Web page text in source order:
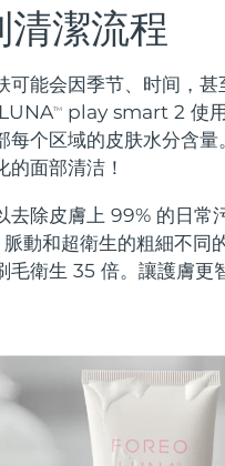
清潔流程
可能会因季节、时间，
TM
play smart 2 使
每个区域的皮肤水分含量
的面部清洁！
去除皮膚上 99% 的日常
脈動和超衛生的粗細不同
毛衛生 35 倍。讓護膚更
LUNA™ 4 套裝
Anti-aging massage
LUNA™ 4 Plus
LUNA™ 4 Men
For men, anti-aging
緊致提
BEAR™ 2 套裝
Microcurrent toning
BEAR™ 2 go
BEAR™ 2 eyes &
Microcurrent line
UFO™ 3 套裝
UFO™ 3 LED
Near-infrared and red
口腔護
issa™ 4
issa™ 4 plus
Smart hybrid silicone
LED 護
NEW
與赫塞哥維納